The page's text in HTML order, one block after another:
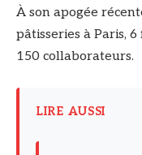
À son apogée
pâtisseries à Paris,
150 collaborateurs.
LIRE AUSSI